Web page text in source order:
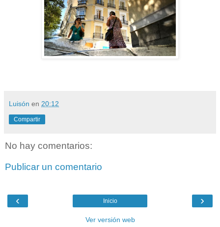
Luisón en 20:12
Compartir
No hay comentarios:
Publicar un comentario
‹ ›
Inicio
Ver versión web